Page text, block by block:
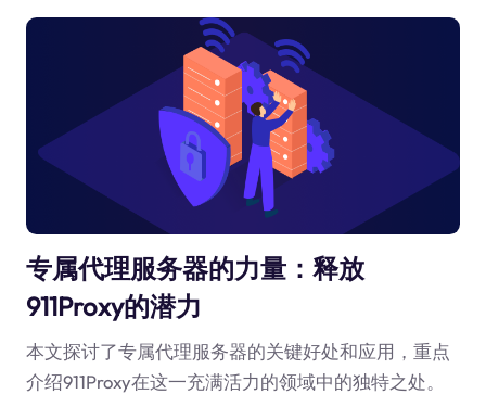
专属代理服务器的力量：释放
911Proxy的潜力
本文探讨了专属代理服务器的关键好处和应用，重点
介绍911Proxy在这一充满活力的领域中的独特之处。